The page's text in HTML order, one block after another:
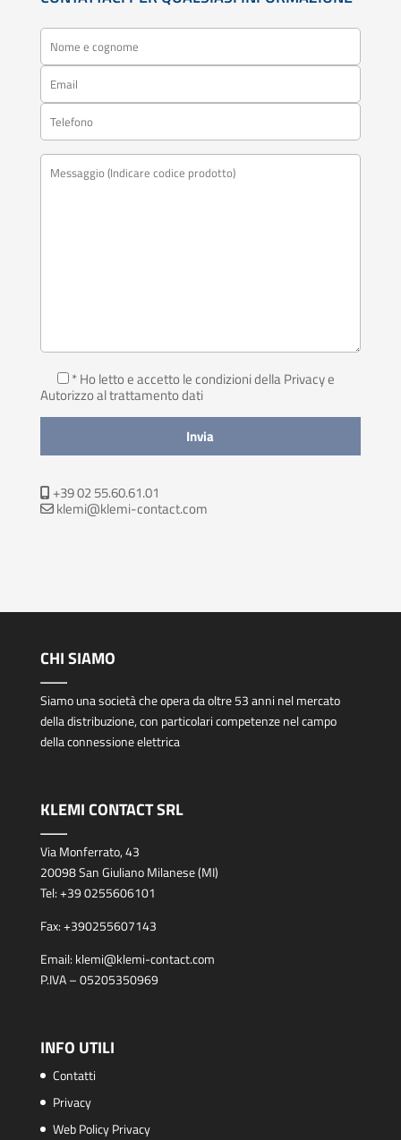
* Ho letto e accetto le condizioni della Privacye
Autorizzo al trattamento dati
+39 02 55.60.61.01
klemi@klemi-contact.com
CHI SIAMO
Siamo una società che opera da oltre 53 anni nel mercato
della distribuzione, con particolari competenze nel campo
della connessione elettrica
KLEMI CONTACT SRL
Via Monferrato, 43
20098 San Giuliano Milanese (MI)
Tel:+39 0255606101
Fax:+390255607143
Email: klemi@klemi-contact.com
P.IVA – 05205350969
INFO UTILI
Contatti
Privacy
Web Policy Privacy